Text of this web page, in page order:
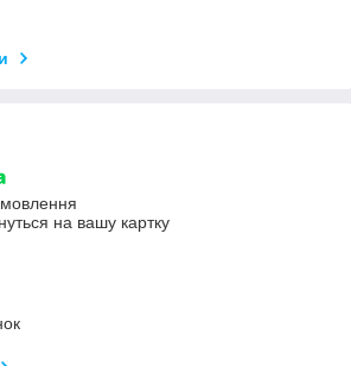
на вашу картку